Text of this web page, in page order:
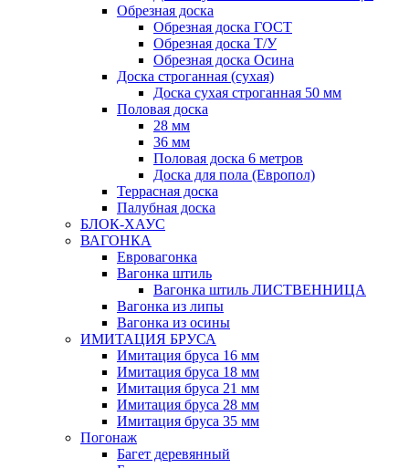
Обрезная доска
Обрезная доска ГОСТ
Обрезная доска Т/У
Обрезная доска Осина
Доска строганная (сухая)
Доска сухая строганная 50 мм
Половая доска
28 мм
36 мм
Половая доска 6 метров
Доска для пола (Европол)
Террасная доска
Палубная доска
БЛОК-ХАУС
ВАГОНКА
Евровагонка
Вагонка штиль
Вагонка штиль ЛИСТВЕННИЦА
Вагонка из липы
Вагонка из осины
ИМИТАЦИЯ БРУСА
Имитация бруса 16 мм
Имитация бруса 18 мм
Имитация бруса 21 мм
Имитация бруса 28 мм
Имитация бруса 35 мм
Погонаж
Багет деревянный